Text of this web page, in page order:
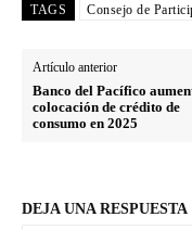
TAGS Consejo de
Artículo anterior
Banco del Pacífico
colocación de crédito de
consumo en 2025
DEJA UNA RESPUESTA